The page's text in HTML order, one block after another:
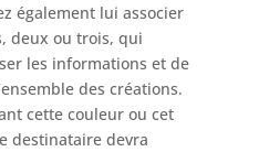
également lui associer
deux ou trois, qui
les informations et de
des créations.
cette couleur ou cet
destinataire devra